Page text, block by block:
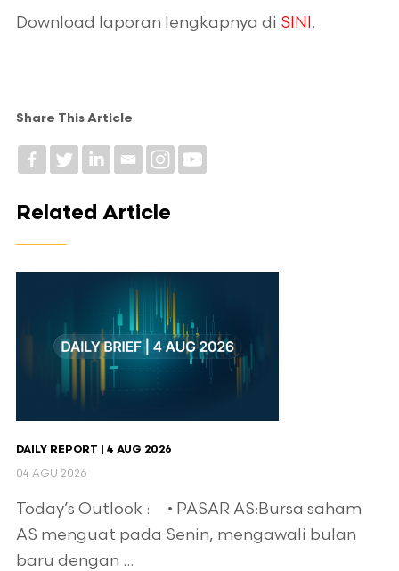
Download laporan lengkapnya di SINI .
Share This Article
Related Article
DAILY REPORT | 4 AUG 2026
04 AGU 2026
Today’s Outlook : • PASAR AS:Bursa saham
AS menguat pada Senin, mengawali bulan
baru dengan ...